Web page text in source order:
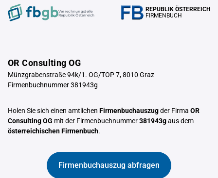
Verrechnungstelle
Republik Österreich
REPUBLIK ÖSTERREICH
FIRMENBUCH
OR Consulting OG
Münzgrabenstraße 94k/1. OG/TOP 7, 8010 Graz
Firmenbuchnummer 381943g
Holen Sie sich einen amtlichen Firmenbuchauszugder Firma OR
Consulting OG mit der Firmenbuchnummer381943gaus dem
österreichischen Firmenbuch.
Firmenbuchauszug abfragen